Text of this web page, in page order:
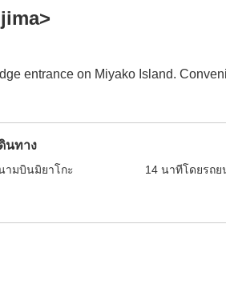
entrance on Miyako Island.
นทาง
ามบินมิยาโกะ 14นาทีโดยรถย